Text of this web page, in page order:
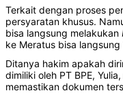
Terkait dengan proses
persyaratan khusus.
bisa langsung melakukan
ke Meratus bisa langsung
Ditanya hakim apakah
dimiliki oleh PT BPE,
memastikan dokumen